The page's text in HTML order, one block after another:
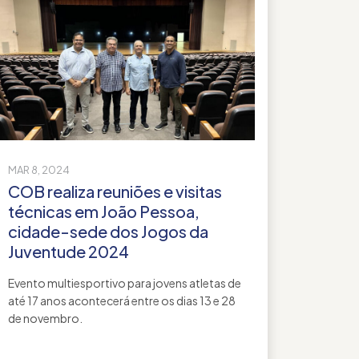
MAR 8, 2024
COB realiza reuniões e visitas
técnicas em João Pessoa,
cidade-sede dos Jogos da
Juventude 2024
Evento multiesportivo para jovens atletas de
até 17 anos acontecerá entre os dias 13 e 28
de novembro.